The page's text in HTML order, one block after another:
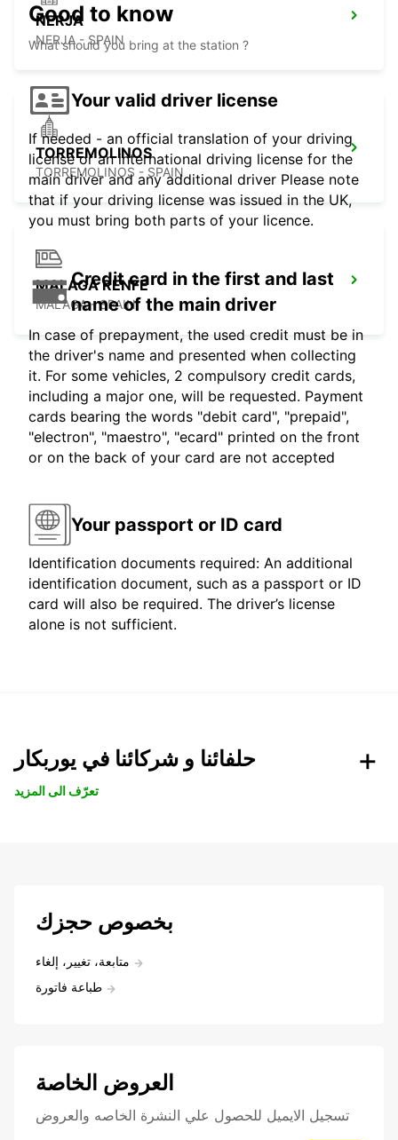
NERJA
NERJA - SPAIN
TORREMOLINOS
TORREMOLINOS - SPAIN
MALAGA RENFE
MALAGA - SPAIN
Good to know
What should you bring at the station ?
Your valid driver license
If needed - an official translation of your driving
license or an international driving license for the
main driver and any additional driver Please note
that if your driving license was issued in the UK,
you must bring both parts of your licence.
Credit card in the first and last
name of the main driver
In case of prepayment, the used credit must be in
the driver's name and presented when collecting
it. For some vehicles, 2 compulsory credit cards,
including a major one, will be requested. Payment
cards bearing the words "debit card", "prepaid",
"electron", "maestro", "ecard" printed on the front
or on the back of your card are not accepted
Your passport or ID card
Identification documents required: An additional
identification document, such as a passport or ID
card will also be required. The driver’s license
alone is not sufficient.
حلفائنا و شركائنا في يوربكار
تعرّف الى المزيد
بخصوص حجزك
متابعة، تغيير، إلغاء
طباعة فاتورة
العروض الخاصة
تسجيل الايميل للحصول علي النشرة الخاصه والعروض